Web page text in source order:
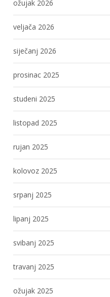
ožujak 2026
veljača 2026
siječanj 2026
prosinac 2025
studeni 2025
listopad 2025
rujan 2025
kolovoz 2025
srpanj 2025
lipanj 2025
svibanj 2025
travanj 2025
ožujak 2025